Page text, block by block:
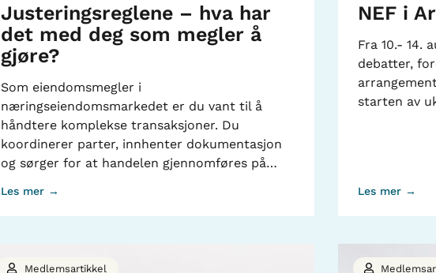
Justeringsreglene – hva har
det med deg som megler å
gjøre?
Som eiendomsmegler i
næringseiendomsmarkedet er du vant til å
håndtere komplekse transaksjoner. Du
koordinerer parter, innhenter dokumentasjon
og sørger for at handelen gjennomføres på…
Les mer →
NEF i
Fra 10.- 14.
debatter,
starten av
Les mer →
Medlemsartikkel